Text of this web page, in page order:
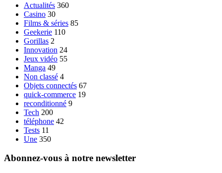
Actualités 360
Casino 30
Films & séries 85
Geekerie 110
Gorillas 2
Innovation 24
Jeux vidéo 55
Manga 49
Non classé 4
Objets connectés 67
quick-commerce 19
reconditionné 9
Tech 200
téléphone 42
Tests 11
Une 350
Abonnez-vous à notre newsletter